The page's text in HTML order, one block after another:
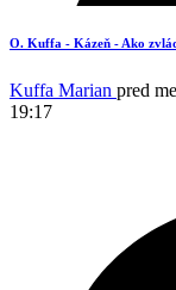
16
O. Kuffa - Kázeň - Ako
Kuffa Marian pred
19:17